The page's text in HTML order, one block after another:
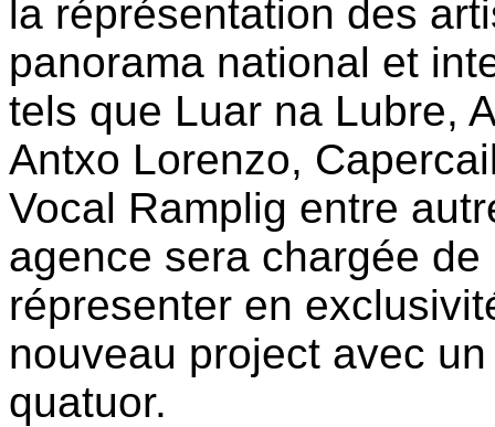
la réprésentation des
panorama national et
tels que Luar na Lubre,
Antxo Lorenzo,
Vocal Ramplig entre
agence sera chargée de
répresenter en
nouveau project avec
quatuor.